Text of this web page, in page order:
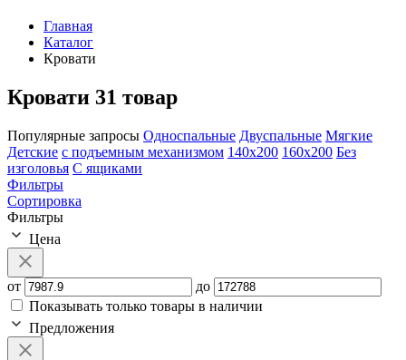
Главная
Каталог
Кровати
Кровати 31 товар
Популярные запросы Односпальные Двуспальные Мягкие
Детские с подъемным механизмом 140х200 160х200 Без
изголовья С ящиками
Фильтры
Сортировка
Фильтры
Цена
от
до
Показывать только товары в наличии
Предложения